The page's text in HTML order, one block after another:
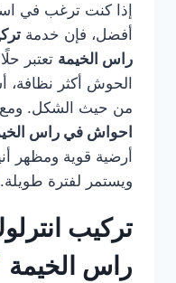
إذا كنت ترغب في
أفضل، فإن خدمة
راس الخيمة تعتبر
الحوش أكثر
من حيث الشكل. ومع
احواش في راس
أرضية قوية ومظهر
ويستمر لفترة طويلة.
تركيب
راس الخيمة